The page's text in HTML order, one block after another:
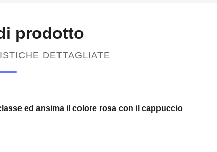
prodotto
DETTAGLIATE
ed ansima il colore rosa con il cappuccio